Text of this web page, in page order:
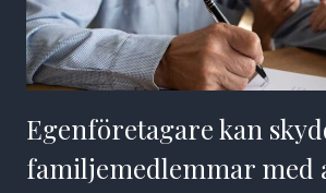
Egenföretagare kan
familjemedlemmar med